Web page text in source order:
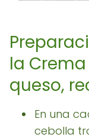
la
queso,
En una
cebolla